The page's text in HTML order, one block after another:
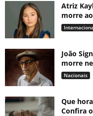
Atriz
morre
João
morre
Nacionais
Que
Confira